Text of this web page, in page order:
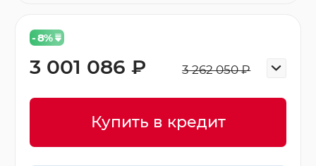
- 8%
3 262 050 ₽
3 001 086 ₽
Купить в кредит